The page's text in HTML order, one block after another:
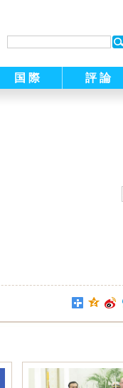
国 際 評 論